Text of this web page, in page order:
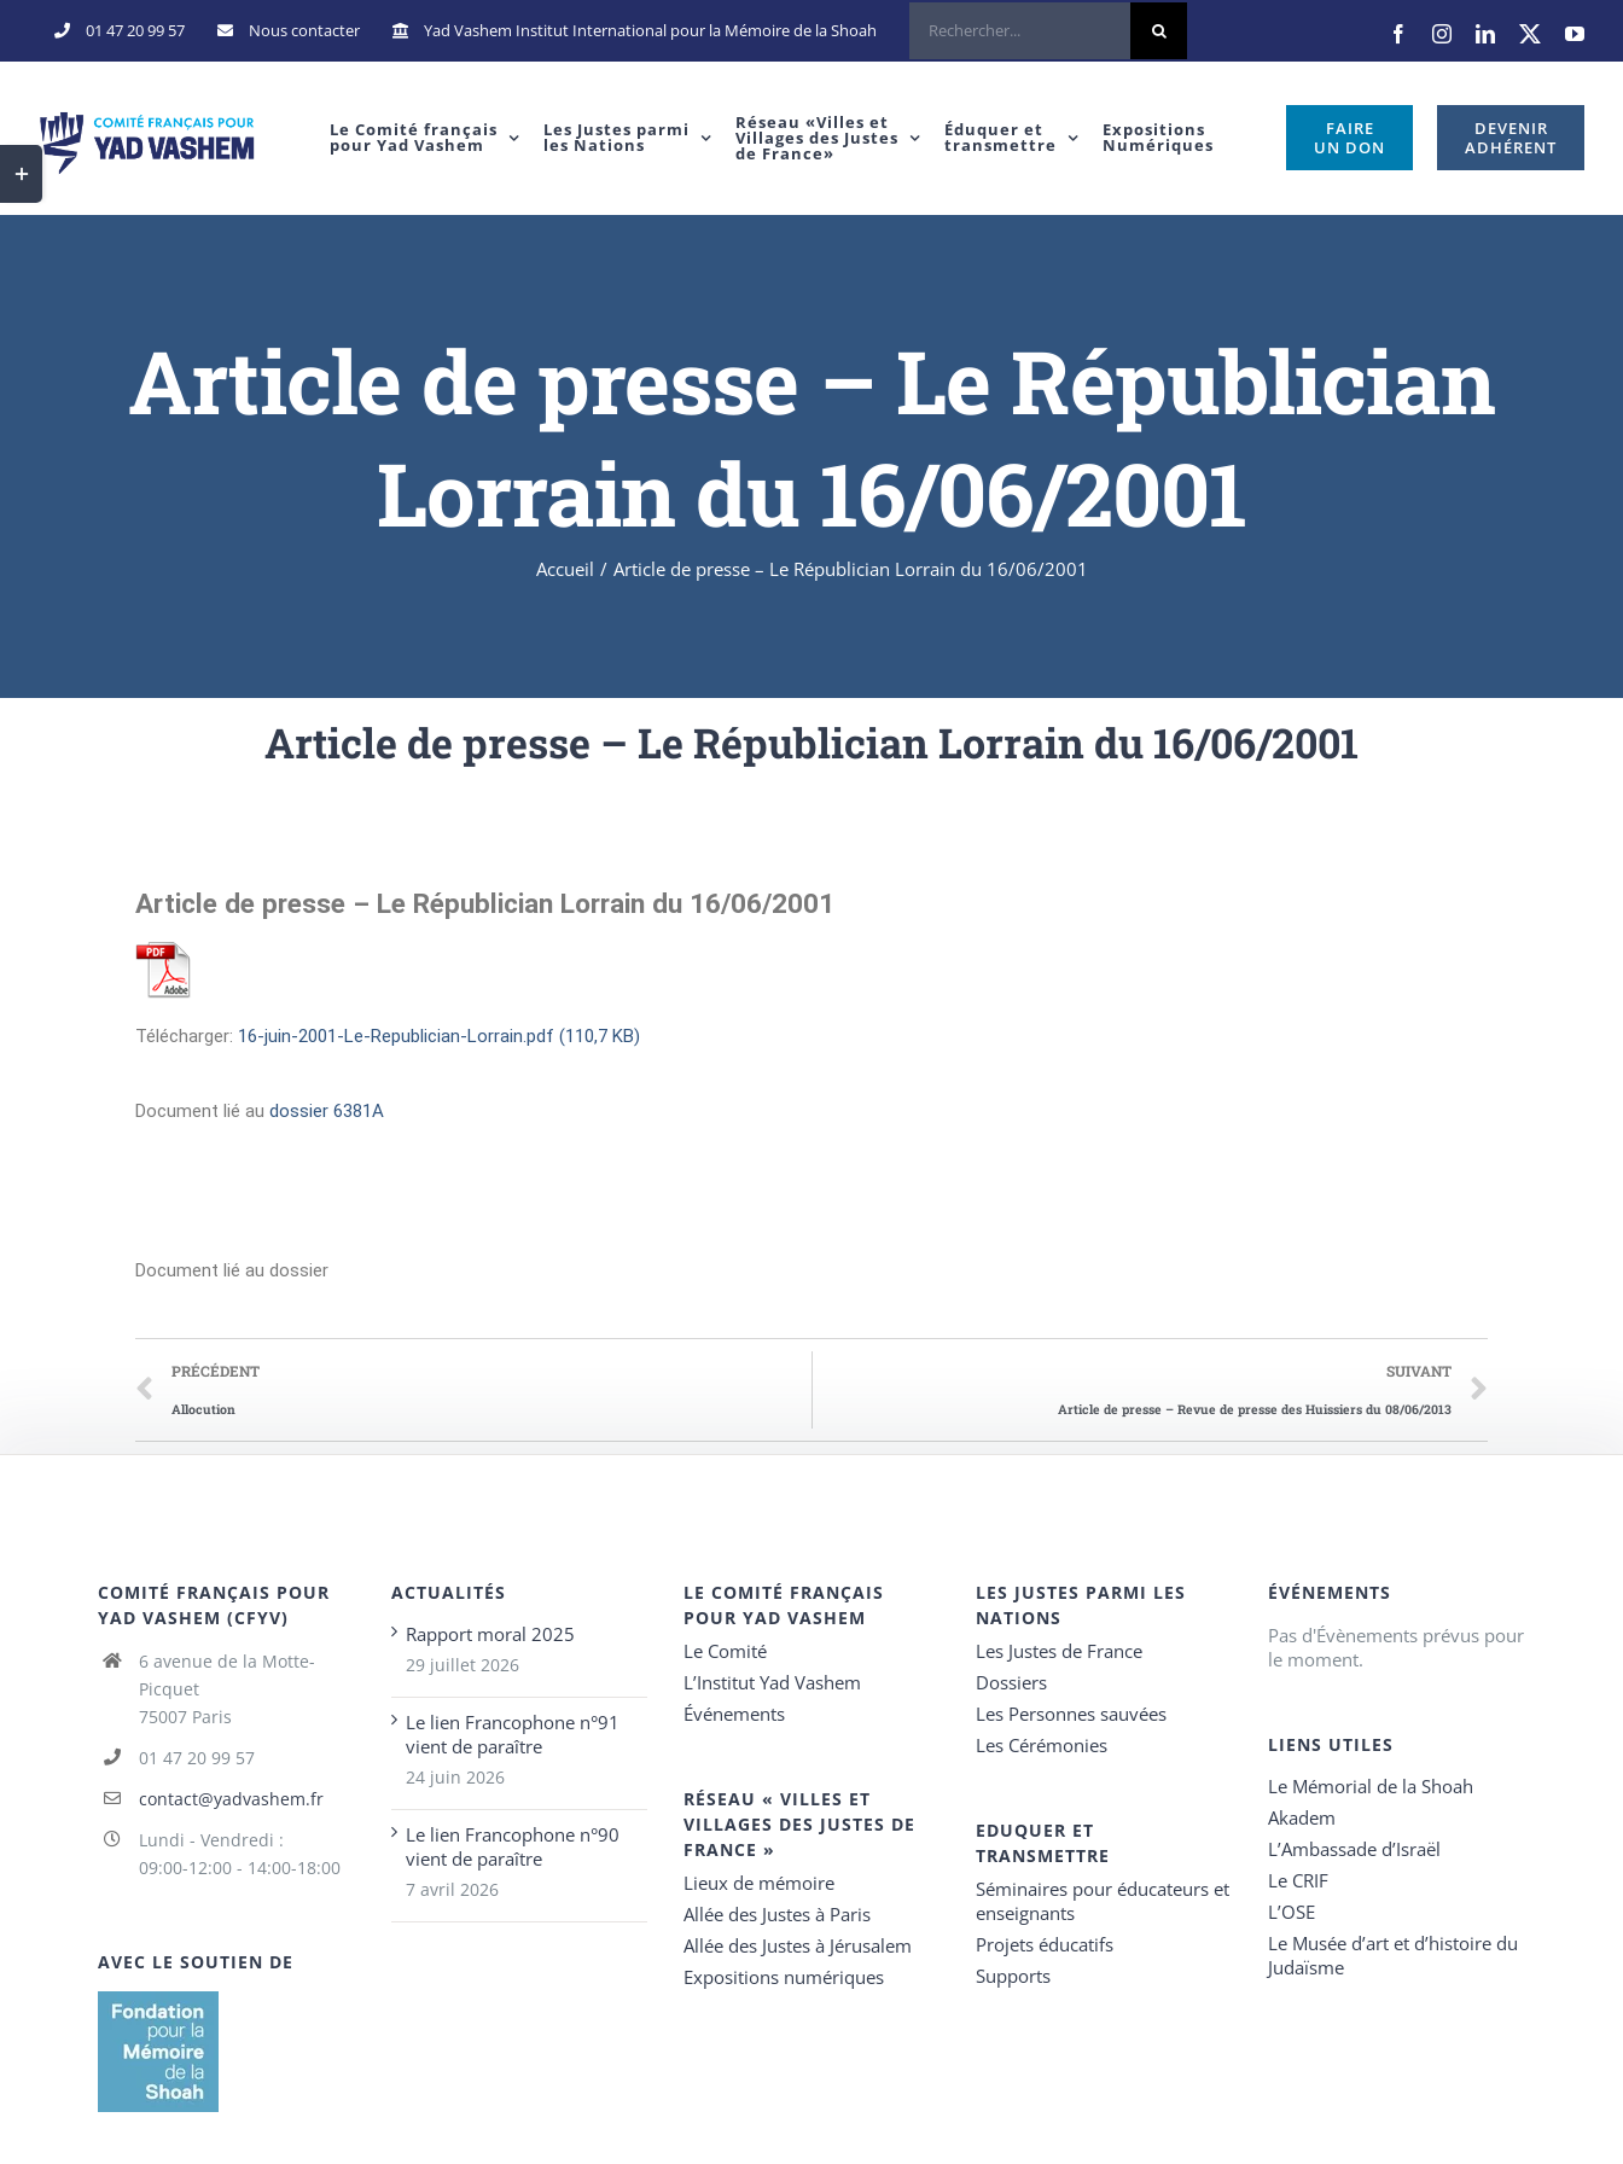
01 47 20 99 57 Nous contacter Yad Vashem Institut International pour la Mémoire de la Shoah
Le Comité français
pour Yad Vashem
Les Justes parmi
les Nations
Réseau «Villes et
Villages des Justes
de France»
Éduquer et
transmettre
Expositions
Numériques
FAIRE
UN DON
DEVENIR
ADHÉRENT
Article de presse – Le Républician
Lorrain du 16/06/2001
Accueil / Article de presse – Le Républician Lorrain du 16/06/2001
Article de presse – Le Républician Lorrain du 16/06/2001
Article de presse – Le Républician Lorrain du 16/06/2001
Télécharger: 16-juin-2001-Le-Republician-Lorrain.pdf (110,7 KB)
Document lié au dossier 6381A
Document lié au dossier
PRÉCÉDENT
Allocution
SUIVANT
Article de presse – Revue de presse des Huissiers du 08/06/2013
COMITÉ FRANÇAIS POUR
YAD VASHEM (CFYV)
6 avenue de la Motte-
Picquet
75007 Paris
01 47 20 99 57
contact@yadvashem.fr
Lundi - Vendredi :
09:00-12:00 - 14:00-18:00
AVEC LE SOUTIEN DE
ACTUALITÉS
Rapport moral 2025
29 juillet 2026
Le lien Francophone n°91
vient de paraître
24 juin 2026
Le lien Francophone n°90
vient de paraître
7 avril 2026
LE COMITÉ FRANÇAIS
POUR YAD VASHEM
Le Comité
L’Institut Yad Vashem
Événements
RÉSEAU « VILLES ET
VILLAGES DES JUSTES DE
FRANCE »
Lieux de mémoire
Allée des Justes à Paris
Allée des Justes à Jérusalem
Expositions numériques
LES JUSTES PARMI LES
NATIONS
Les Justes de France
Dossiers
Les Personnes sauvées
Les Cérémonies
EDUQUER ET
TRANSMETTRE
Séminaires pour éducateurs et
enseignants
Projets éducatifs
Supports
ÉVÉNEMENTS
Pas d'Évènements prévus pour
le moment.
LIENS UTILES
Le Mémorial de la Shoah
Akadem
L’Ambassade d’Israël
Le CRIF
L’OSE
Le Musée d’art et d’histoire du
Judaïsme